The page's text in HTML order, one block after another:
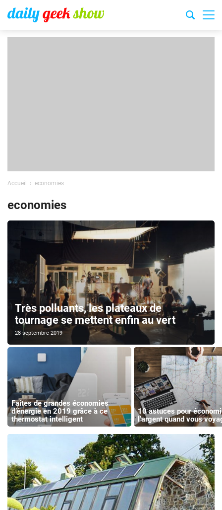
Accueil economies
economies
Très polluants, les plateaux de
tournage se mettent enfin au vert
28 septembre 2019
Faites de grandes économies
d’énergie en 2019 grâce à ce
thermostat intelligent
10 astuces pour
l’argent quand vous